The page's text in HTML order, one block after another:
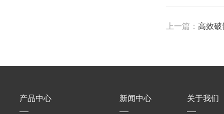
上一篇：高效破
产品中心 新闻中心 关于我们